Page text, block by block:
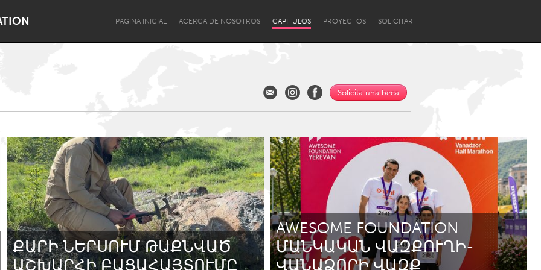
PÁGINA INICIAL ACERCA DE NOSOTROS CAPÍTULOS PROYECTOS SOLICITAR
Lake Mac Lower Hunter
Newcastle
Solicita una beca
ՔԱՐԻ ՆԵՐՍՈՒՄ ԹԱՔՆՎԱԾ
ԱՇԽԱՐՀԻ ԲԱՑԱՀԱՅՏՈՒՄԸ
AWESOME FOUNDATION
ՄԱՆԿԱԿԱՆ ՎԱԶՔՈՒՂԻ-
ՎԱՆԱՁՈՐԻ ՎԱԶՔ